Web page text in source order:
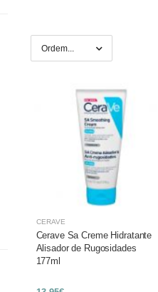
CERAVE
Cerave Sa Creme Hidratante
Alisador de Rugosidades
177ml